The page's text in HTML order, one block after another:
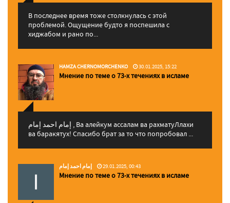
В последнее время тоже столкнулась с этой
проблемой. Ощущение будто я поспешила с
хиджабом и рано по...
HAMZA CHERNOMORCHENKO 30.01.2025, 15:22
Мнение по теме о 73-х течениях в исламе
إمام احمد إمام , Ва алейкум ассалам ва рахматуЛлахи
ва баракятух! Спасибо брат за то что попробовал ...
إمام احمد إمام 29.01.2025, 00:43
Мнение по теме о 73-х течениях в исламе